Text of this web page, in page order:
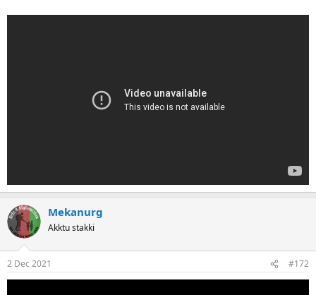
Mekanurg
Akktu stakki
2 Dec 2021 #172